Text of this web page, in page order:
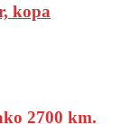
kopa
2700 km.